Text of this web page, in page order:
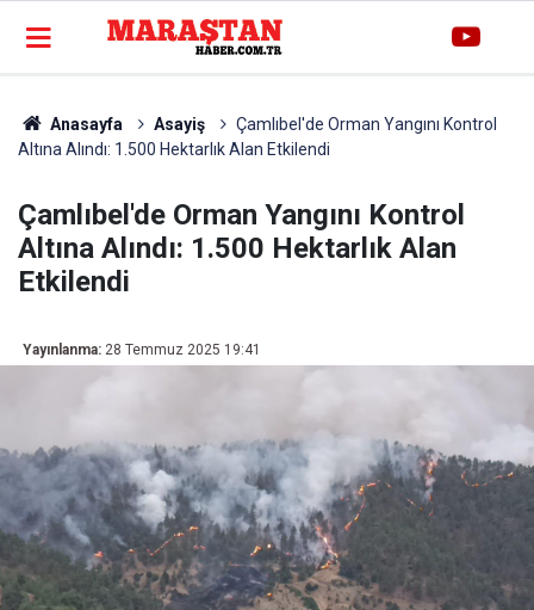
Anasayfa Asayiş
Çamlıbel'de Orman Yangını Kontrol
Altına Alındı: 1.500 Hektarlık Alan Etkilendi
Çamlıbel'de Orman Yangını Kontrol
Altına Alındı: 1.500 Hektarlık Alan
Etkilendi
Yayınlanma: 28 Temmuz 2025 19:41